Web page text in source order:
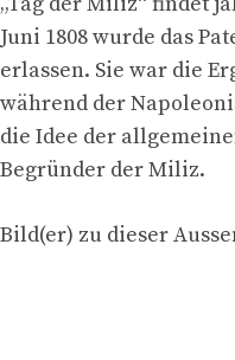
Juni 1808 wurde das
erlassen. Sie war die
während der
die Idee der
Begründer der Miliz.
Bild(er) zu dieser